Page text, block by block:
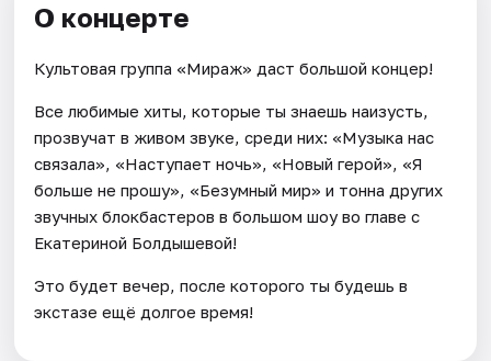
О концерте
Культовая группа «Мираж» даст большой концер!
Все любимые хиты, которые ты знаешь наизусть,
прозвучат в живом звуке, среди них: «Музыка нас
связала», «Наступает ночь», «Новый герой», «Я
больше не прошу», «Безумный мир» и тонна других
звучных блокбастеров в большом шоу во главе с
Екатериной Болдышевой!
Это будет вечер, после которого ты будешь в
экстазе ещё долгое время!